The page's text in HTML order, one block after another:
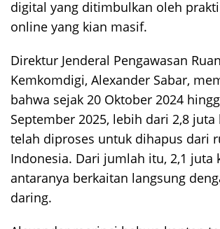
digital yang ditimbulkan oleh
online yang kian masif.
Direktur Jenderal Pengawasan
Kemkomdigi, Alexander Sabar,
bahwa sejak 20 Oktober 2024
September 2025, lebih dari 2,8
telah diproses untuk dihapus dari
Indonesia. Dari jumlah itu, 2,1 juta
antaranya berkaitan langsung
daring.